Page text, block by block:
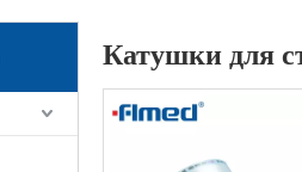
Катушки для